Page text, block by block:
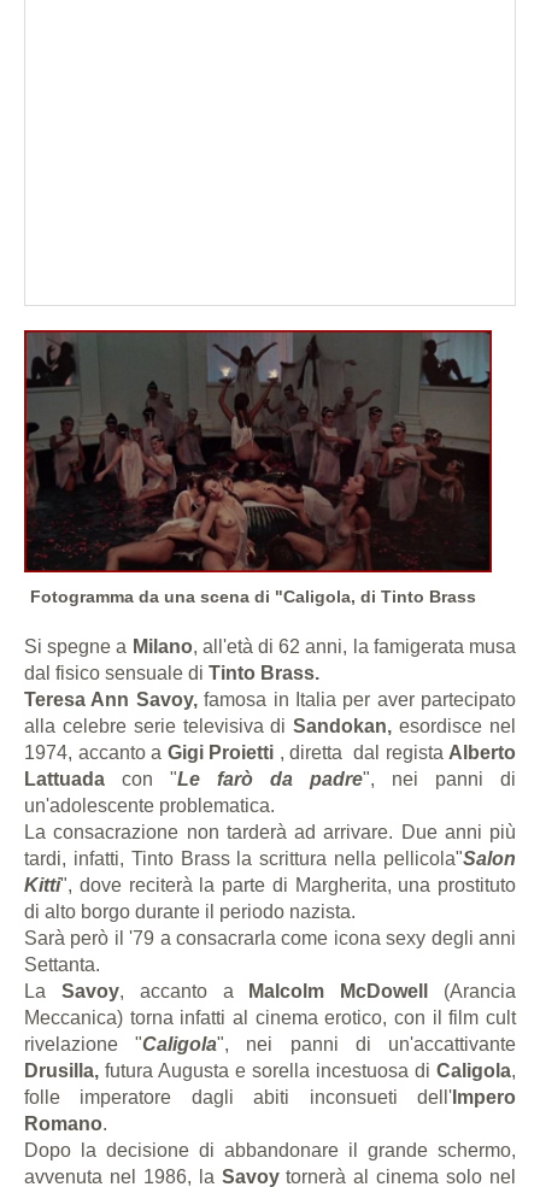
Fotogramma da una scena di "Caligola, di Tinto Brass
Si spegne a Milano, all'età di 62 anni, la famigerata musa
dal fisico sensuale di Tinto Brass.
Teresa Ann Savoy,famosa in Italia per aver partecipato
alla celebre serie televisiva diSandokan,esordisce nel
1974, accanto a Gigi Proietti , diretta dal regista Alberto
Lattuada con "Le farò da padre", nei panni di
un'adolescente problematica.
La consacrazione non tarderà ad arrivare. Due anni più
tardi, infatti, Tinto Brass la scrittura nella pellicola"Salon
Kitti", dove reciterà la parte di Margherita, una prostituto
di alto borgo durante il periodo nazista.
Sarà però il '79 a consacrarla come icona sexy degli anni
Settanta.
La Savoy, accanto a Malcolm McDowell
(Arancia
Meccanica) torna infatti al cinema erotico, con il film cult
rivelazione "Caligola", nei panni di un'accattivante
Drusilla, futura Augusta e sorella incestuosa di Caligola,
folle imperatore dagli abiti inconsueti dell' Impero
Romano.
Dopo la decisione di abbandonare il grande schermo,
avvenuta nel 1986, la Savoytornerà al cinema solo nel